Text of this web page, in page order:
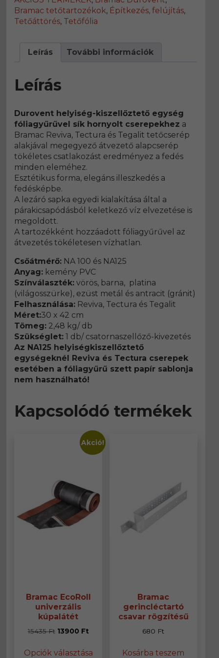
Bramac tetőtartozékok, Építkezés, felújítás,
Tetőáttörés, Tetőfólia
Leírás További információk
Leírás
Durovent helyiség-kiszellőztető egység
fóliagyűrűvel sík hornyolt cserepekhez a
Bramac Reviva, Tectura és Tegalit tetőcserép
alakjával megegyező átvezető alapcserép
tökéletes csatlakozást eredményez a fedés
minden eleméhez.
Esztétikus forma, elegáns illeszkedés a
fedésképbe.
A lezáró sapka egyedi kialakítása által a
párakicsapódásból keletkező víz elvezetése is
megoldott.
A tartozékként hozzáadott fóliagyűrűvel az
átvezetés tökéletesen vízhatlan.
Csőátmérő: NA 100 és NA125
Anyag: kemény PVC
Színválaszték: vörös, barna, platina
(világosszürke), ezüst metál és antracit (gránit)
Felhasználása: Reviva, Tectura és Tegalit
Méret:30 x 42 cm
Tömeg: 2,48 kg/ db
Szükséglet: 1 db/ csatornaszellőző-kivezetés
Az NA125 helyiségkiszellőztető
egységeknél Reviva és Tectura cserepek
esetében a fóliagyűrű szett papír sablonja
nem használható!
Kapcsolódó termékek
Akció!
Bramac EcoRoll
univerzális
kúpalátét
15435Ft Original
was:
13900 FtCurrent
is:
Opciók választásaa
Bramac
gerincléctartó
csavar rögzítésű
680 Ft
Kosárba teszem